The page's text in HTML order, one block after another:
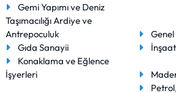
Gemi Yapımı ve Deniz
Taşımacılığı Ardiye ve
Antrepoculuk
Genel
Gıda Sanayii
İnşaat
Konaklama ve Eğlence
İşyerleri